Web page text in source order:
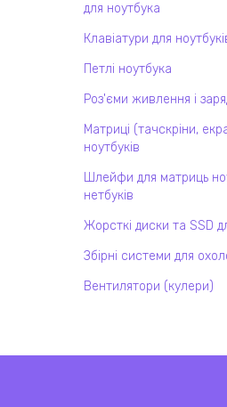
для ноутбука
Клавіатури для
Петлі ноутбука
Роз'єми живлення і
Матриці (тачскріни,
ноутбуків
Шлейфи для матриць
нетбуків
Жорсткі диски та SSD
Збірні системи для
Вентилятори (кулери)